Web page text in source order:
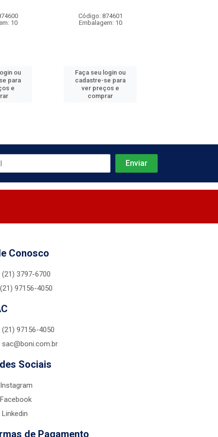
10
ou
para
e
Código: 874601
Embalagem: 10
Faça seu login ou
cadastre-se para
ver preços e
comprar
Conosco
(21) 3797-6700
(21) 97156-4050
(21) 97156-4050
sac@boni.com.br
Sociais
Instagram
Facebook
Linkedin
de Pagamento